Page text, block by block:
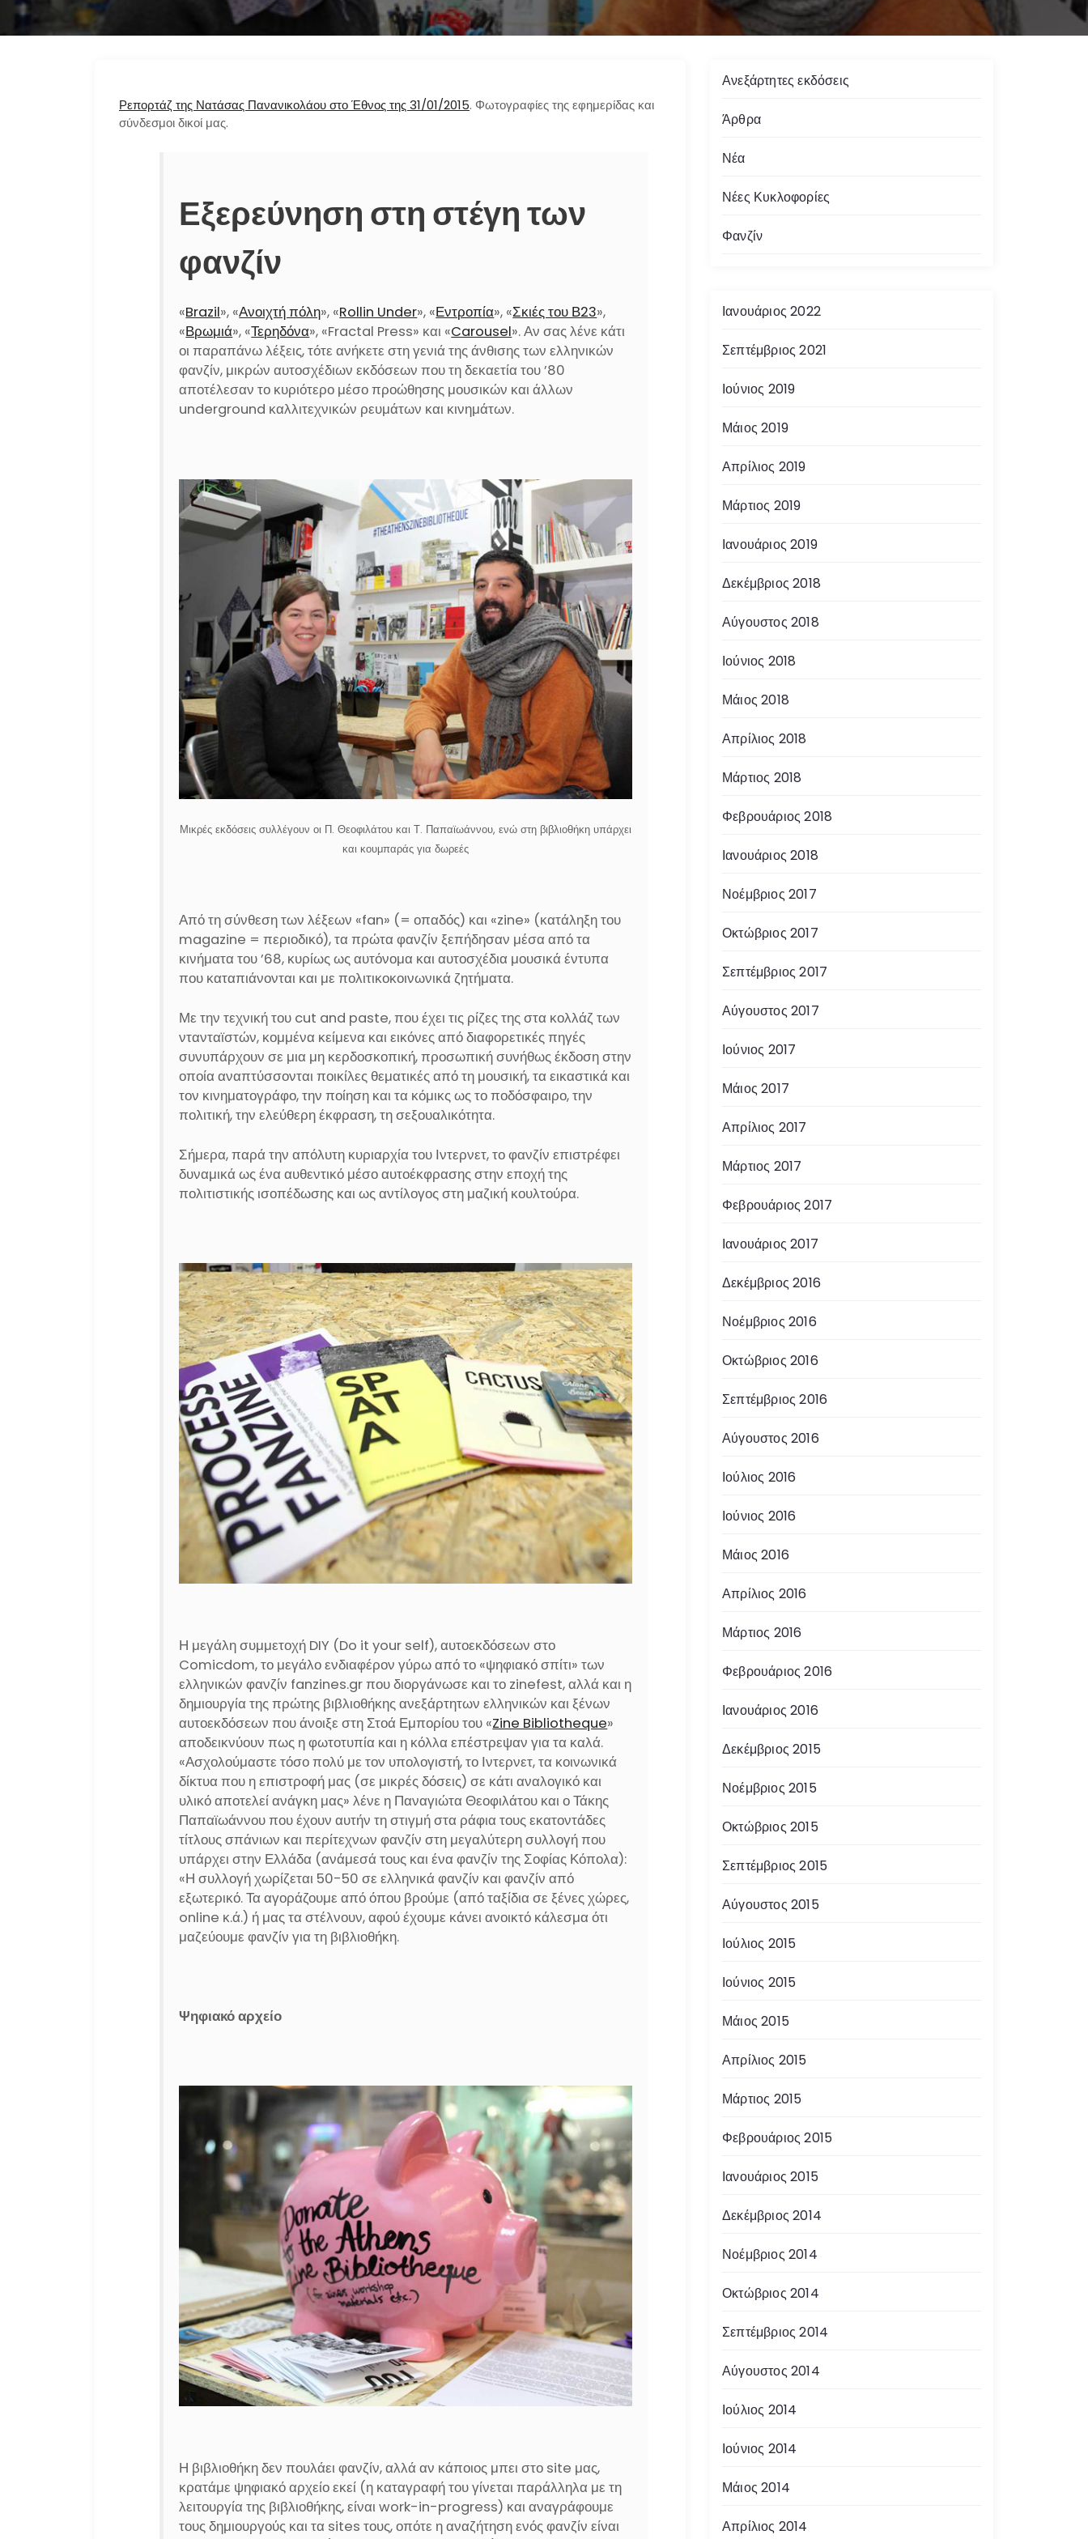
Ρεπορτάζ της Νατάσας Πανανικολάου στο Έθνος της 31/01/2015. Φωτογραφίες της εφημερίδας και
σύνδεσμοι δικοί μας.
Εξερεύνηση στη στέγη των
φανζίν
«Brazil», «Ανοιχτή πόλη», «Rollin Under», «Εντροπία», «Σκιές του Β23»,
«Βρωμιά», «Τερηδόνα», «Fractal Press» και «Carousel». Αν σας λένε κάτι
οι παραπάνω λέξεις, τότε ανήκετε στη γενιά της άνθισης των ελληνικών
φανζίν, μικρών αυτοσχέδιων εκδόσεων που τη δεκαετία του ’80
αποτέλεσαν το κυριότερο μέσο προώθησης μουσικών και άλλων
underground καλλιτεχνικών ρευμάτων και κινημάτων.
Μικρές εκδόσεις συλλέγουν οι Π. Θεοφιλάτου και Τ. Παπαϊωάννου, ενώ στη βιβλιοθήκη υπάρχει
και κουμπαράς για δωρεές
Από τη σύνθεση των λέξεων «fan» (= οπαδός) και «zine» (κατάληξη του
magazine = περιοδικό), τα πρώτα φανζίν ξεπήδησαν μέσα από τα
κινήματα του ’68, κυρίως ως αυτόνομα και αυτοσχέδια μουσικά έντυπα
που καταπιάνονται και με πολιτικοκοινωνικά ζητήματα.
Με την τεχνική του cut and paste, που έχει τις ρίζες της στα κολλάζ των
ντανταϊστών, κομμένα κείμενα και εικόνες από διαφορετικές πηγές
συνυπάρχουν σε μια μη κερδοσκοπική, προσωπική συνήθως έκδοση στην
οποία αναπτύσσονται ποικίλες θεματικές από τη μουσική, τα εικαστικά και
τον κινηματογράφο, την ποίηση και τα κόμικς ως το ποδόσφαιρο, την
πολιτική, την ελεύθερη έκφραση, τη σεξουαλικότητα.
Σήμερα, παρά την απόλυτη κυριαρχία του Ιντερνετ, το φανζίν επιστρέφει
δυναμικά ως ένα αυθεντικό μέσο αυτοέκφρασης στην εποχή της
πολιτιστικής ισοπέδωσης και ως αντίλογος στη μαζική κουλτούρα.
Η μεγάλη συμμετοχή DIY (Do it your self), αυτοεκδόσεων στο
Comicdom, το μεγάλο ενδιαφέρον γύρω από το «ψηφιακό σπίτι» των
ελληνικών φανζίν fanzines.gr που διοργάνωσε και το zinefest, αλλά και η
δημιουργία της πρώτης βιβλιοθήκης ανεξάρτητων ελληνικών και ξένων
αυτοεκδόσεων που άνοιξε στη Στοά Εμπορίου του «Zine Bibliotheque»
αποδεικνύουν πως η φωτοτυπία και η κόλλα επέστρεψαν για τα καλά.
«Ασχολούμαστε τόσο πολύ με τον υπολογιστή, το Ιντερνετ, τα κοινωνικά
δίκτυα που η επιστροφή μας (σε μικρές δόσεις) σε κάτι αναλογικό και
υλικό αποτελεί ανάγκη μας» λένε η Παναγιώτα Θεοφιλάτου και ο Τάκης
Παπαϊωάννου που έχουν αυτήν τη στιγμή στα ράφια τους εκατοντάδες
τίτλους σπάνιων και περίτεχνων φανζίν στη μεγαλύτερη συλλογή που
υπάρχει στην Ελλάδα (ανάμεσά τους και ένα φανζίν της Σοφίας Κόπολα):
«Η συλλογή χωρίζεται 50-50 σε ελληνικά φανζίν και φανζίν από
εξωτερικό. Τα αγοράζουμε από όπου βρούμε (από ταξίδια σε ξένες χώρες,
online κ.ά.) ή μας τα στέλνουν, αφού έχουμε κάνει ανοικτό κάλεσμα ότι
μαζεύουμε φανζίν για τη βιβλιοθήκη.
Ψηφιακό αρχείο
Η βιβλιοθήκη δεν πουλάει φανζίν, αλλά αν κάποιος μπει στο site μας,
κρατάμε ψηφιακό αρχείο εκεί (η καταγραφή του γίνεται παράλληλα με τη
λειτουργία της βιβλιοθήκης, είναι work-in-progress) και αναγράφουμε
τους δημιουργούς και τα sites τους, οπότε η αναζήτηση ενός φανζίν είναι
Ανεξάρτητες εκδόσεις
Άρθρα
Νέα
Νέες Κυκλοφορίες
Φανζίν
Ιανουάριος 2022
Σεπτέμβριος 2021
Ιούνιος 2019
Μάιος 2019
Απρίλιος 2019
Μάρτιος 2019
Ιανουάριος 2019
Δεκέμβριος 2018
Αύγουστος 2018
Ιούνιος 2018
Μάιος 2018
Απρίλιος 2018
Μάρτιος 2018
Φεβρουάριος 2018
Ιανουάριος 2018
Νοέμβριος 2017
Οκτώβριος 2017
Σεπτέμβριος 2017
Αύγουστος 2017
Ιούνιος 2017
Μάιος 2017
Απρίλιος 2017
Μάρτιος 2017
Φεβρουάριος 2017
Ιανουάριος 2017
Δεκέμβριος 2016
Νοέμβριος 2016
Οκτώβριος 2016
Σεπτέμβριος 2016
Αύγουστος 2016
Ιούλιος 2016
Ιούνιος 2016
Μάιος 2016
Απρίλιος 2016
Μάρτιος 2016
Φεβρουάριος 2016
Ιανουάριος 2016
Δεκέμβριος 2015
Νοέμβριος 2015
Οκτώβριος 2015
Σεπτέμβριος 2015
Αύγουστος 2015
Ιούλιος 2015
Ιούνιος 2015
Μάιος 2015
Απρίλιος 2015
Μάρτιος 2015
Φεβρουάριος 2015
Ιανουάριος 2015
Δεκέμβριος 2014
Νοέμβριος 2014
Οκτώβριος 2014
Σεπτέμβριος 2014
Αύγουστος 2014
Ιούλιος 2014
Ιούνιος 2014
Μάιος 2014
Απρίλιος 2014